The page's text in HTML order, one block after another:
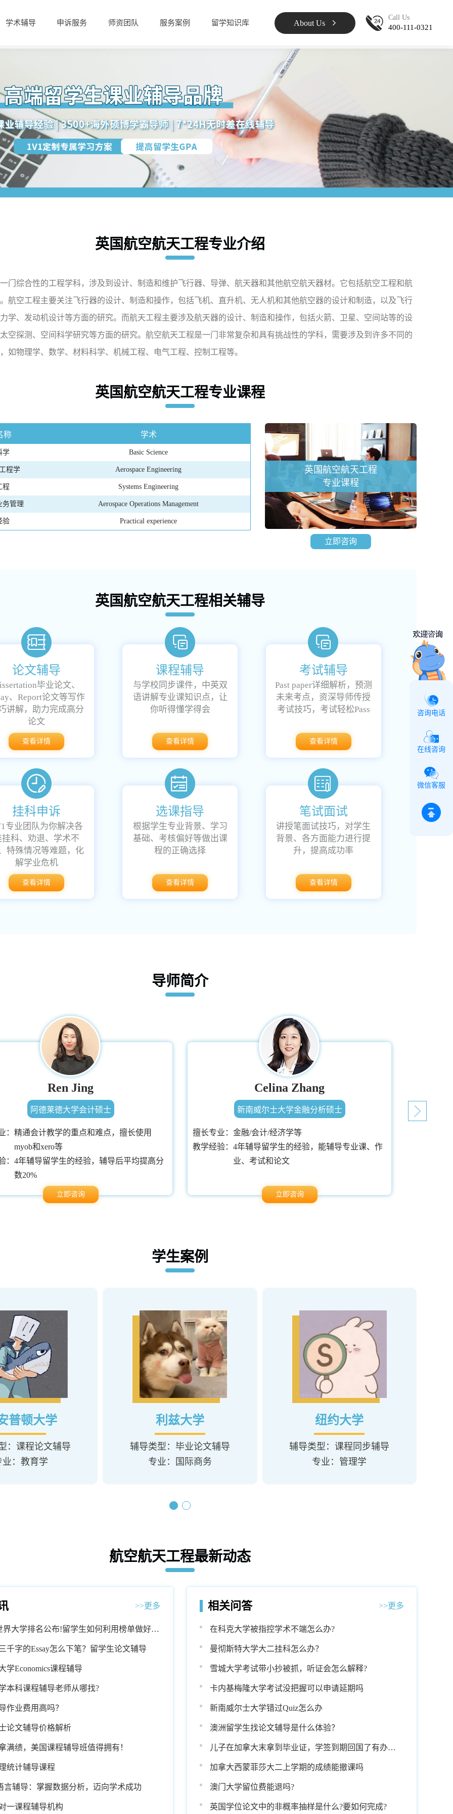
学术辅导 申诉服务 师资团队 服务案例 留学知识库 About Us
Call Us
400-111-0321
英国航空航天工程专业介绍
门综合性的工程学科，涉及到设计、制造和维护飞行器、导弹、航天器和其他航空航天器材。它包括航空工程和航
航空工程主要关注飞行器的设计、制造和操作，包括飞机、直升机、无人机和其他航空器的设计和制造，以及飞行
学、发动机设计等方面的研究。而航天工程主要涉及航天器的设计、制造和操作，包括火箭、卫星、空间站等的设
空探测、空间科学研究等方面的研究。航空航天工程是一门非常复杂和具有挑战性的学科，需要涉及到许多不同的
如物理学、数学、材料科学、机械工程、电气工程、控制工程等。
英国航空航天工程专业课程
称 学术
学 Basic Science
程学 Aerospace Engineering
程 Systems Engineering
务管理 Aerospace Operations Management
验 Practical experience
英国航空航天工程
专业课程
立即咨询
英国航空航天工程相关辅导
论文辅导
毕业论文、
、Report论文等写作
讲解，助力完成高分
论文
查看详情
课程辅导
与学校同步课件，中英双
语讲解专业课知识点，让
你听得懂学得会
查看详情
考试辅导
Past paper详细解析，预测
未来考点，资深导师传授
考试技巧，考试轻松Pass
查看详情
挂科申诉
专业团队为你解决各
挂科、劝退、学术不
特殊情况等难题，化
解学业危机
查看详情
选课指导
根据学生专业背景、学习
基础、考核偏好等做出课
程的正确选择
查看详情
笔试面试
讲授笔面试技巧，对学生
背景、各方面能力进行提
升，提高成功率
查看详情
导师简介
Ren Jing
阿德莱德大学会计硕士
： 精通会计教学的重点和难点，擅长使用
myob和xero等
： 4年辅导留学生的经验，辅导后平均提高分
数20%
立即咨询
Celina Zhang
新南威尔士大学金融分析硕士
擅长专业： 金融/会计/经济学等
教学经验： 4年辅导留学生的经验，能辅导专业课、作
业、考试和论文
立即咨询
学生案例
普顿大学
：课程论文辅导
业：教育学
利兹大学
辅导类型：毕业论文辅导
专业：国际商务
纽约大学
辅导类型：课程同步辅导
专业：管理学
航空航天工程最新动态
>>更多
界大学排名公布!留学生如何利用榜单做好学
千字的Essay怎么下笔？留学生论文辅导
学Economics课程辅导
本科课程辅导老师从哪找?
作业费用高吗？
论文辅导价格解析
满绩，美国课程辅导班值得拥有！
统计辅导课程
言辅导：掌握数据分析，迈向学术成功
一课程辅导机构
相关问答 >>更多
在科克大学被指控学术不端怎么办?
曼彻斯特大学大二挂科怎么办？
雪城大学考试带小抄被抓，听证会怎么解释?
卡内基梅隆大学考试没把握可以申请延期吗
新南威尔士大学错过Quiz怎么办
澳洲留学生找论文辅导是什么体验？
儿子在加拿大末拿到毕业证，学签到期回国了有办法
加拿大西蒙菲莎大二上学期的成绩能撤课吗
澳门大学留位费能退吗?
英国学位论文中的非概率抽样是什么?要如何完成?
咨询电话
在线咨询
微信客服